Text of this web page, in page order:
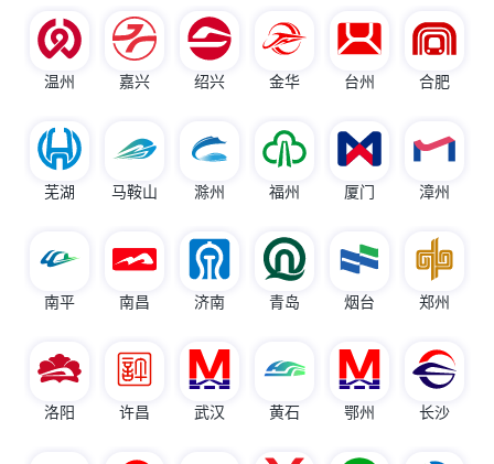
温州 嘉兴 绍兴 金华 台州 合肥
芜湖 马鞍山 滁州 福州 厦门 漳州
南平 南昌 济南 青岛 烟台 郑州
洛阳 许昌 武汉 黄石 鄂州 长沙